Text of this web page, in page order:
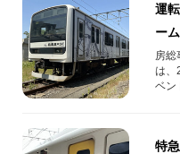
運
ー
開
房
は、
ベン
特